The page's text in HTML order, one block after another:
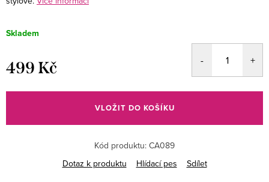
Skladem
499 Kč
cena:
VLOŽIT DO KOŠÍKU
Kód produktu: CA089
Dotaz k produktu
Hlídací pes Sdílet